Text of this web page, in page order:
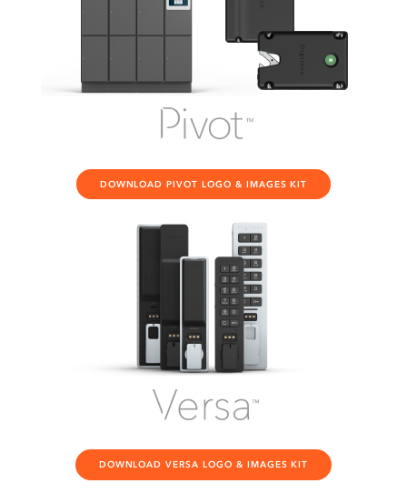
DOWNLOAD PIVOT LOGO & IMAGES KIT
DOWNLOAD VERSA LOGO & IMAGES KIT